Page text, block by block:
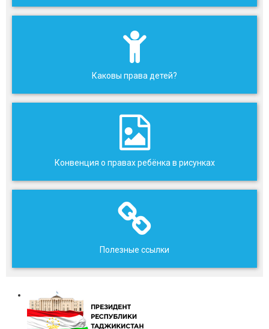
Каковы права детей?
Конвенция о правах ребёнка в рисунках
Полезные ссылки